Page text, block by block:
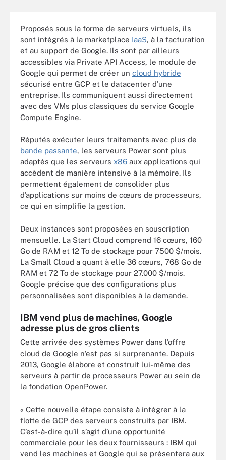
Proposés sous la forme de serveurs virtuels, ils
sont intégrés à la marketplace IaaS, à la facturation
et au support de Google. Ils sont par ailleurs
accessibles via Private API Access, le module de
Google qui permet de créer un cloud hybride
sécurisé entre GCP et le datacenter d’une
entreprise. Ils communiquent aussi directement
avec des VMs plus classiques du service Google
Compute Engine.
Réputés exécuter leurs traitements avec plus de
bande passante, les serveurs Power sont plus
adaptés que les serveurs x86 aux applications qui
accèdent de manière intensive à la mémoire. Ils
permettent également de consolider plus
d’applications sur moins de cœurs de processeurs,
ce qui en simplifie la gestion.
Deux instances sont proposées en souscription
mensuelle. La Start Cloud comprend 16 cœurs, 160
Go de RAM et 12 To de stockage pour 7500 $/mois.
La Small Cloud a quant à elle 36 cœurs, 768 Go de
RAM et 72 To de stockage pour 27.000 $/mois.
Google précise que des configurations plus
personnalisées sont disponibles à la demande.
IBM vend plus de machines, Google
adresse plus de gros clients
Cette arrivée des systèmes Power dans l’offre
cloud de Google n’est pas si surprenante. Depuis
2013, Google élabore et construit lui-même des
serveurs à partir de processeurs Power au sein de
la fondation OpenPower.
« Cette nouvelle étape consiste à intégrer à la
flotte de GCP des serveurs construits par IBM.
C’est-à-dire qu’il s’agit d’une opportunité
commerciale pour les deux fournisseurs : IBM qui
vend les machines et Google qui se présentera aux